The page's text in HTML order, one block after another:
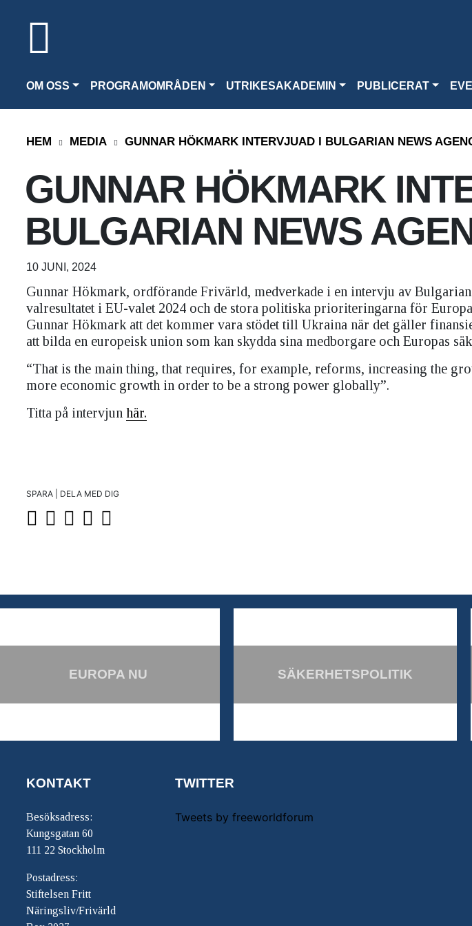
OM OSS PROGRAMOMRÅDEN UTRIKESAKADEMIN PUBLICERAT
HEM MEDIA GUNNAR HÖKMARK INTERVJUAD I BULGARIAN NEWS
GUNNAR HÖKMARK
BULGARIAN NEWS
10 JUNI, 2024
Gunnar Hökmark, ordförande Frivärld, medverkade i en intervju av
valresultatet i EU-valet 2024 och de stora politiska prioriteringarna för
Gunnar Hökmark att det kommer vara stödet till Ukraina när det gäller
att bilda en europeisk union som kan skydda sina medborgare och Europas
“That is the main thing, that requires, for example, reforms, increasing the
more economic growth in order to be a strong power globally”.
Titta på intervjun här.
SPARA | DELA MED DIG
EUROPA NU SÄKERHETSPOLITIK
KONTAKT
Besöksadress:
Kungsgatan 60
111 22 Stockholm
Postadress:
Stiftelsen Fritt
Näringsliv/Frivärld
TWITTER
Tweets by freeworldforum